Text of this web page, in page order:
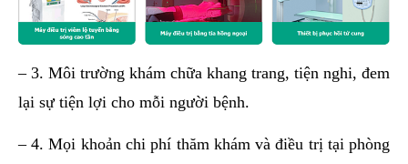
– 3. Môi trường khám chữa khang trang, tiện nghi, đem
lại sự tiện lợi cho mỗi người bệnh.
– 4. Mọi khoản chi phí thăm khám và điều trị tại phòng